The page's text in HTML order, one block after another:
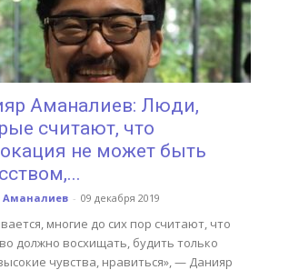
Аманалиев: Люди,
считают, что
не может быть
Аманалиев - 09 декабря 2019
многие до сих пор считают, что
должно восхищать, будить только
чувства, нравиться», — Данияр